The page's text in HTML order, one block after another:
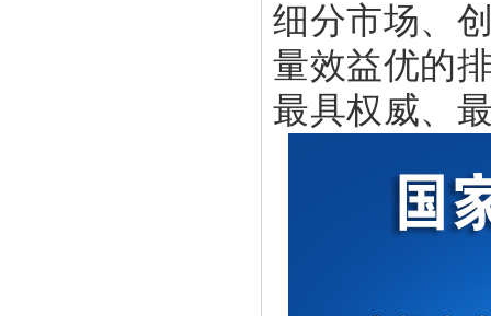
细分市场、
量效益优的
最具权威、